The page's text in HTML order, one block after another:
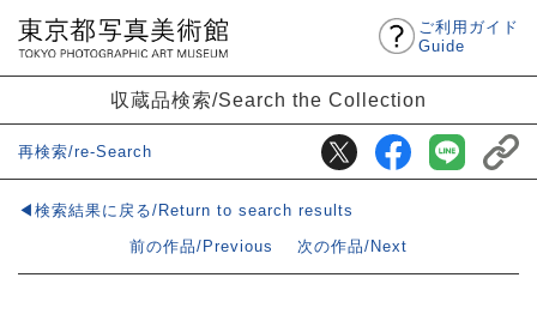
ご利用ガイド
Guide
収蔵品検索/Search the Collection
再検索/re-Search
◀検索結果に戻る/Return to search results
前の作品/Previous
次の作品/Next